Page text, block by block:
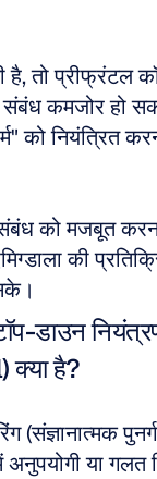
है, तो प्रीफ्रंटल
संबंध कमजोर हो
को नियंत्रित
को मजबूत
की
डाउन
है?
(संज्ञानात्मक
या गलत